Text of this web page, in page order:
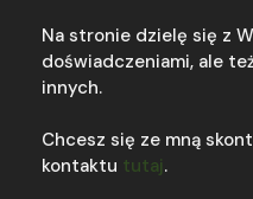
Na stronie dzielę się z
doświadczeniami, ale
innych.
Chcesz się ze mną
kontaktu tutaj.